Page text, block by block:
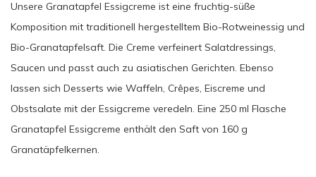
Unsere Granatapfel Essigcreme ist eine fruchtig-süße
Komposition mit traditionell hergestelltem Bio-Rotweinessig und
Bio-Granatapfelsaft. Die Creme verfeinert Salatdressings,
Saucen und passt auch zu asiatischen Gerichten. Ebenso
lassen sich Desserts wie Waffeln, Crêpes, Eiscreme und
Obstsalate mit der Essigcreme veredeln. Eine 250 ml Flasche
Granatapfel Essigcreme enthält den Saft von 160 g
Granatäpfelkernen.